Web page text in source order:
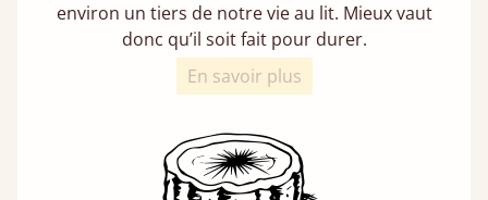
environ un tiers de notre vie au lit. Mieux vaut
donc qu’il soit fait pour durer.
En savoir plus